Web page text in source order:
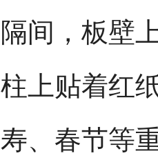
隔间，板壁
柱上贴着红
寿、春节等